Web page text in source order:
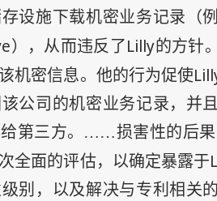
设施下载机密业务记录（
），从而违反了Lilly的方针
机密信息。他的行为促使
公司的机密业务记录，并
第三方。……损害性的后
全面的评估，以确定暴露于
别，以及解决与专利相关